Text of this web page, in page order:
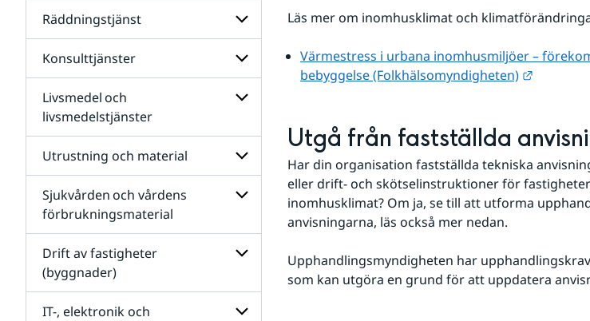
och
andra
grönområden
Tjänster
inom
omvårdnad
Undersidor
för
Larm
och
säkerhetstjänster
Räddningstjänst
Undersidor
för
Räddningstjänst
Konsulttjänster
Undersidor
Konsulttjänster
Livsmedel och
livsmedelstjänster
Undersidor
för
Livsmedel och
livsmedelstjänster
Utrustning och material
Undersidor
Utrustning
material
Sjukvården och vårdens
förbrukningsmaterial
Undersidor
för
Sjukvården och
förbrukningsmaterial
Drift av fastigheter
(byggnader)
Undersidor
för
IT-, elektronik och
Läs mer om inomhusklimat och
Värmestress i urbana inomhusmiljöer –
bebyggelse (Folkhälsomyndigheten)
Länk till
Utgå från fastställda
Har din organisation fastställda tekniska
eller drift- och skötselinstruktioner för
inomhusklimat? Om ja, se till att utforma
anvisningarna, läs också mer nedan.
Upphandlingsmyndigheten har
som kan utgöra en grund för att uppdatera